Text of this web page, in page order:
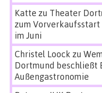
Katte zu Theater
zum
im Juni
Christel Loock zu
Dortmund
Außengastronomie